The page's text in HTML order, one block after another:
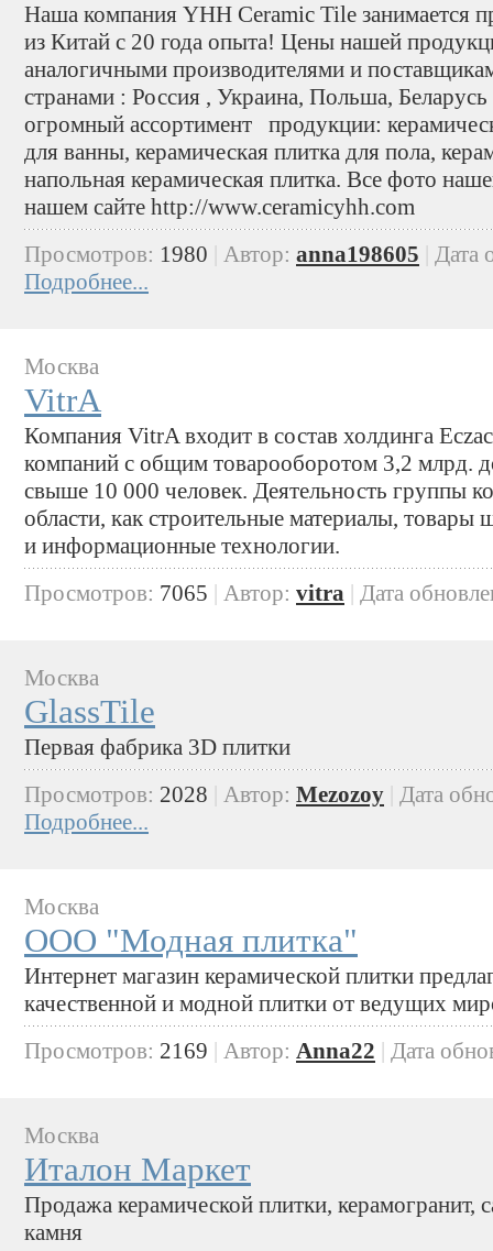
Наша компания YHH Ceramic Tile занимается
из Китай c 20 года опыта! Цены нашей
аналогичными производителями и
странами : Россия , Украина, Польша,
огромный ассортимент продукции:
для ванны, керамическая плитка для пола,
напольная керамическая плитка. Все фото
нашем сайте http://www.ceramicyhh.com
Просмотров: 1980 Автор: anna198605
Дата
Подробнее...
Москва
VitrA
Компания VitrA входит в состав холдинга
компаний с общим товарооборотом 3,2 млрд.
свыше 10 000 человек. Деятельность группы
области, как строительные материалы,
и информационные технологии.
Просмотров: 7065 | Автор: vitra | Дата
Москва
GlassTile
Первая фабрика 3D плитки
Просмотров: 2028 Автор: Mezozoy Дата
Подробнее...
Москва
ООО "Модная плитка"
Интернет магазин керамической плитки
качественной и модной плитки от ведущих
Просмотров: 2169 | Автор: Anna22 | Дата
Москва
Италон Маркет
Продажа керамической плитки, керамогранит,
камня